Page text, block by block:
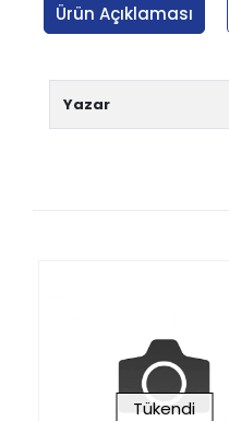
Ürün Açıklaması
Yazar
Tükendi